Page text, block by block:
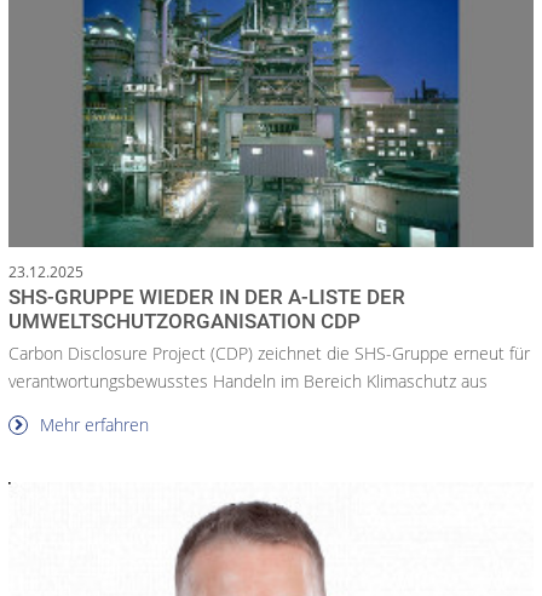
23.12.2025
SHS-GRUPPE WIEDER IN DER A-LISTE DER
UMWELTSCHUTZORGANISATION CDP
Carbon Disclosure Project (CDP) zeichnet die SHS-Gruppe erneut für
verantwortungsbewusstes Handeln im Bereich Klimaschutz aus
Mehr erfahren